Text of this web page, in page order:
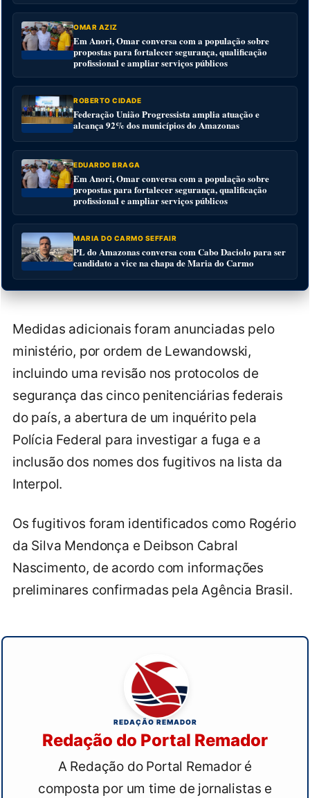
OMAR AZIZ
Em Anori, Omar conversa com a população sobre
propostas para fortalecer segurança, qualificação
profissional e ampliar serviços públicos
ROBERTO CIDADE
Federação União Progressista amplia atuação e
alcança 92% dos municípios do Amazonas
EDUARDO BRAGA
Em Anori, Omar conversa com a população sobre
propostas para fortalecer segurança, qualificação
profissional e ampliar serviços públicos
MARIA DO CARMO SEFFAIR
PL do Amazonas conversa com Cabo Daciolo para ser
candidato a vice na chapa de Maria do Carmo
Medidas adicionais foram anunciadas pelo
ministério, por ordem de Lewandowski,
incluindo uma revisão nos protocolos de
segurança das cinco penitenciárias federais
do país, a abertura de um inquérito pela
Polícia Federal para investigar a fuga e a
inclusão dos nomes dos fugitivos na lista da
Interpol.
Os fugitivos foram identificados como Rogério
da Silva Mendonça e Deibson Cabral
Nascimento, de acordo com informações
preliminares confirmadas pela Agência Brasil.
REDAÇÃO REMADOR
Redação do Portal Remador
A Redação do Portal Remador é
composta por um time de jornalistas e